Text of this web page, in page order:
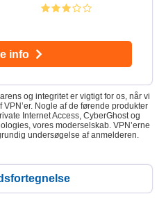
info
og integritet er vigtigt for os, når vi
Nogle af de førende produkter
Internet Access, CyberGhost og
vores moderselskab. VPN’erne
undersøgelse af anmelderen.